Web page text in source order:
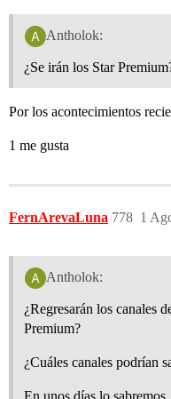
Antholok:
¿Se irán los Star
Por los acontecimientos
1 me gusta
FernArevaLuna 1
778
Antholok:
¿Regresarán los canales
Premium?
¿Cuáles canales podrían
En unos días lo sabremos.